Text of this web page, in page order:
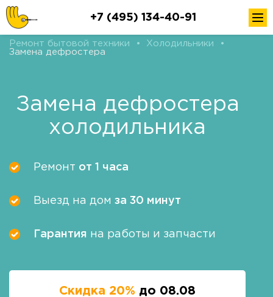
+7 (495) 134-40-91
Ремонт бытовой техники • Холодильники
•
Замена дефростера
Замена дефростера
холодильника
Ремонт от 1 часа
Выезд на дом за 30 минут
Гарантия на работы и запчасти
Скидка 20% до 08.08